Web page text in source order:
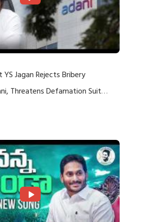
YS Jagan Rejects Bribery
Threatens Defamation Suit